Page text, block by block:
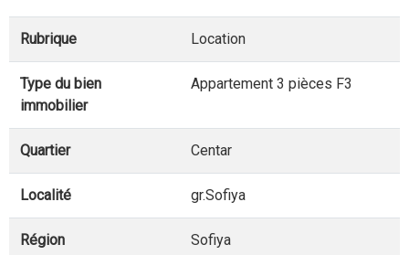
Rubrique Location
Type du bien
immobilier
Appartement 3 pièces F3
Quartier Centar
Localité gr.Sofiya
Région Sofiya